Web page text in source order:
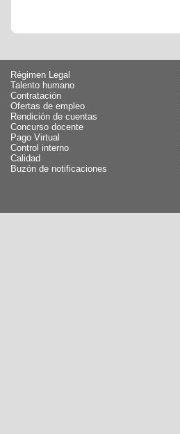
Régimen Legal
Talento humano
Contratación
Ofertas de empleo
Rendición de cuentas
Concurso docente
Pago Virtual
Control interno
Calidad
Buzón de notificaciones